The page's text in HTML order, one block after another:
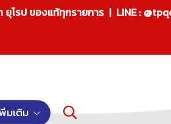
โรป ของแท้ทุกรายการ | LINE :
มเติม